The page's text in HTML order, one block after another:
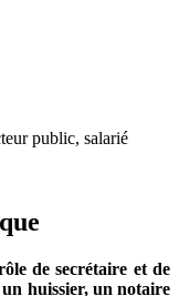
public, salarié
de secrétaire et de
huissier, un notaire